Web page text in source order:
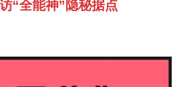
“全能神”隐秘据点